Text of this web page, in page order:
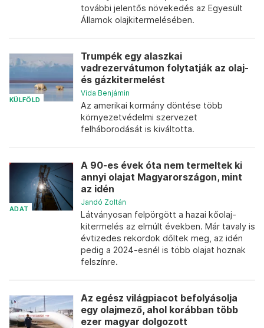
további jelentős növekedés az Egyesült
Államok olajkitermelésében.
KÜLFÖLD
Trumpék egy alaszkai
vadrezervátumon folytatják az olaj-
és gázkitermelést
Vida Benjámin
Az amerikai kormány döntése több
környezetvédelmi szervezet
felháborodását is kiváltotta.
ADAT
A 90-es évek óta nem termeltek ki
annyi olajat Magyarországon, mint
az idén
Jandó Zoltán
Látványosan felpörgött a hazai kőolaj-
kitermelés az elmúlt években. Már tavaly is
évtizedes rekordok dőltek meg, az idén
pedig a 2024-esnél is több olajat hoznak
felszínre.
Az egész világpiacot befolyásolja
egy olajmező, ahol korábban több
ezer magyar dolgozott